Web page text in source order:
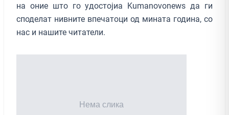
на оние што го удостојиа Kumanovonews да ги
споделат нивните впечатоци од мината година, со
нас и нашите читатели.